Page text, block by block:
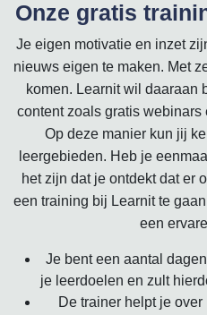
Onze gratis
Je eigen motivatie en inzet
nieuws eigen te maken. Met
komen. Learnit wil daaraan
content zoals gratis
Op deze manier kun jij
leergebieden. Heb je
het zijn dat je ontdekt dat er
een training bij Learnit te
een
Je bent een aantal
je leerdoelen en zult
De trainer helpt je